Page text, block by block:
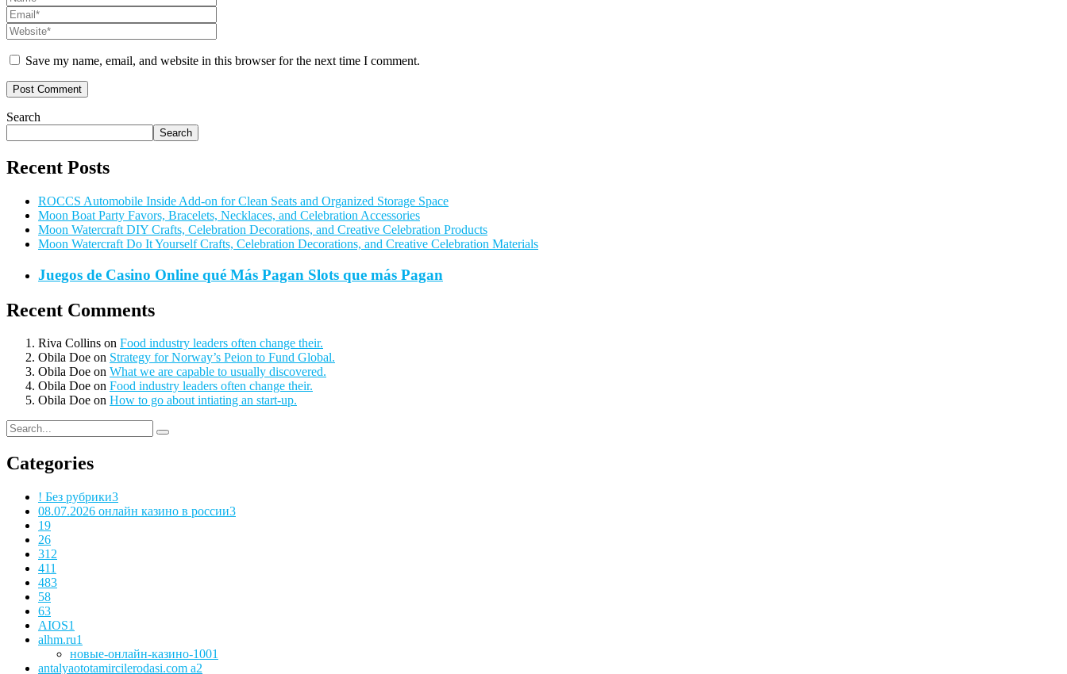
Save my name, email, and website in this browser for the next time I comment.
Search
Search
Recent Posts
ROCCS Automobile Inside Add-on for Clean Seats and Organized Storage Space
Moon Boat Party Favors, Bracelets, Necklaces, and Celebration Accessories
Moon Watercraft DIY Crafts, Celebration Decorations, and Creative Celebration Products
Moon Watercraft Do It Yourself Crafts, Celebration Decorations, and Creative Celebration Materials
Juegos de Casino Online qué Más Pagan Slots que más Pagan
Recent Comments
Riva Collins on Food industry leaders often change their.
Obila Doe on Strategy for Norway’s Peion to Fund Global.
Obila Doe on What we are capable to usually discovered.
Obila Doe on Food industry leaders often change their.
Obila Doe on How to go about intiating an start-up.
Categories
! Без рубрики3
08.07.2026 онлайн казино в россии3
19
26
312
411
483
58
63
AIOS1
alhm.ru1
новые-онлайн-казино-1001
antalyaototamircilerodasi.com a2